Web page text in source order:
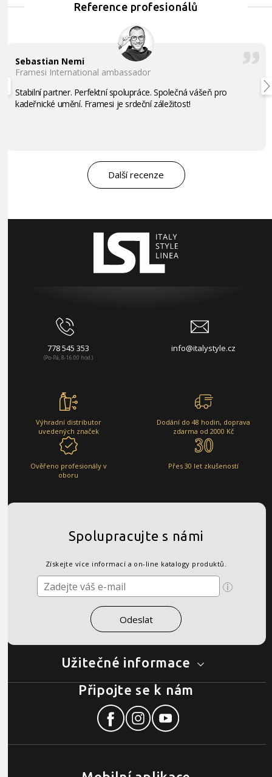
Reference profesionálů
Sebastian Nemi
Framesi International ambassador
Stabilní partner. Perfektní spolupráce. Společná vášeň pro
kadeřnické umění. Framesi je srdeční záležitost!
Další recenze
778 545 353
(Po-Pá, 8-16:00 hod.)
info@italystyle.cz
Výhradní distributor
uvedených značek
Dodání do 48 hodin, doprava
zdarma od 2000 Kč
Ověřeno profesionály v
oboru
Přes 30 let zkušeností
Užitečné informace
Spolupracujte s námi
Získejte více informací a on-line katalogy produktů.
Připojte se k nám